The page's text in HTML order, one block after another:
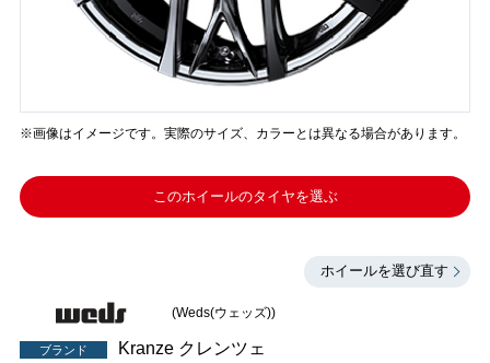
※画像はイメージです。実際のサイズ、カラーとは異なる場合があります。
このホイールのタイヤを選ぶ
ホイールを選び直す
(Weds(ウェッズ))
ブランド Kranze クレンツェ